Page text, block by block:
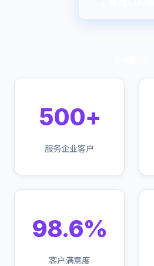
500+
服务企业客户
98.6%
客户满意度